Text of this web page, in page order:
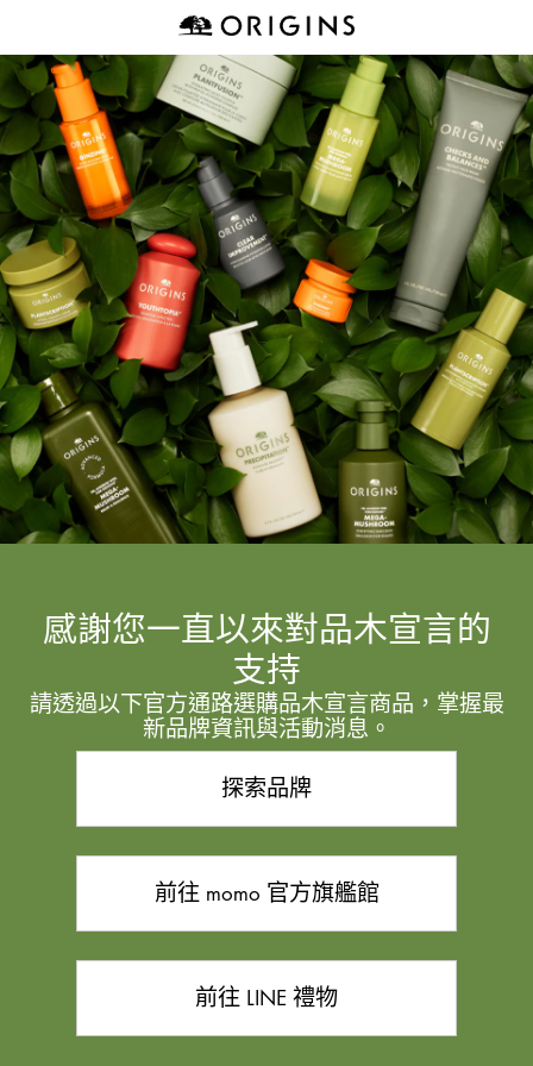
感謝您一直以來對品木宣言的
支持
請透過以下官方通路選購品木宣言商品，掌握最
新品牌資訊與活動消息。
探索品牌
前往 momo 官方旗艦館
前往 LINE 禮物